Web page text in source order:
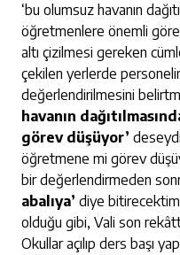
‘bu olumsuz havanın
öğretmenlere önemli
altı çizilmesi gereken
çekilen yerlerde
değerlendirilmesini
havanın
görev düşüyor’
öğretmene mi görev
bir değerlendirmeden
abalıya’ diye
olduğu gibi, Vali son
Okullar açılıp ders başı